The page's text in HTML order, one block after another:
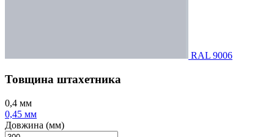
RAL 9006
Товщина штахетника
0,4 мм
0,45 мм
Довжина (мм)